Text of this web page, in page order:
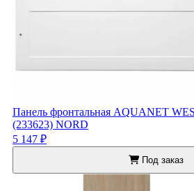
Панель фронтальная AQUANET
(233623) NORD
5 147 ₽
Под заказ